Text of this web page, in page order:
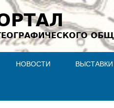
navigation
НОВОСТИ ВЫСТАВКИ